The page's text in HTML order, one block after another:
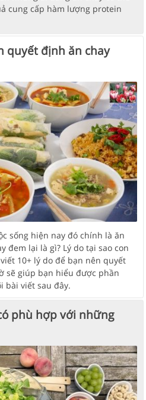
cung cấp hàm lượng protein
quyết định ăn chay
sống hiện nay đó chính là ăn
đem lại là gì? Lý do tại sao con
10+ lý do để bạn nên quyết
sẽ giúp bạn hiểu được phần
bài viết sau đây.
phù hợp với những